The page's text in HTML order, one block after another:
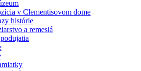
v Clementisovom dome
histórie
a remeslá